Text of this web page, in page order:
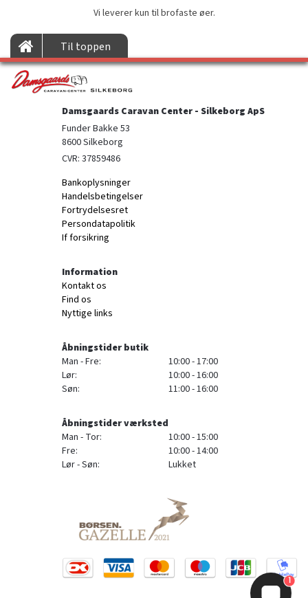
Vi leverer kun til brofaste øer.
Til toppen
Damsgaards Caravan Center - Silkeborg ApS
Funder Bakke 53
8600 Silkeborg
CVR: 37859486
Bankoplysninger
Handelsbetingelser
Fortrydelsesret
Persondatapolitik
If forsikring
Information
Kontakt os
Find os
Nyttige links
Åbningstider butik
Man - Fre:
10:00 - 17:00
Lør:
10:00 - 16:00
Søn:
11:00 - 16:00
Åbningstider værksted
Man - Tor:
10:00 - 15:00
Fre:
10:00 - 14:00
Lør - Søn:
Lukket
1